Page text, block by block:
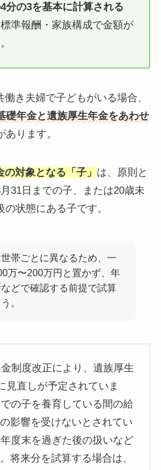
分の3を基本に計算される
準報酬・家族構成で金額が
き夫婦で子どもがいる場合、
礎年金と遺族厚生年金をあわせ
あります。
対象となる「子」 は、原則と
31日までの子、または20歳未
状態にある子です。
帯ごとに異なるため、一
万〜200万円と置かず、年
どで確認する前提で試算
。
制度改正により、遺族厚生
見直しが予定されていま
の子を養育している間の給
影響を受けないとされてい
度末を過ぎた後の扱いなど
将来分を試算する場合は、